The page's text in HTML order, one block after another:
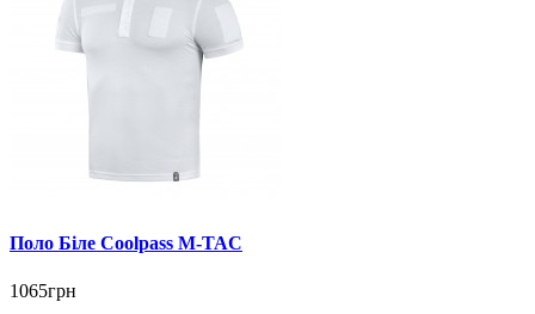
Поло Біле Coolpass M-TAC
1065грн